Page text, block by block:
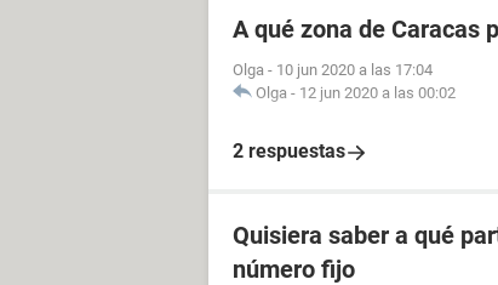
A qué zona de Caracas
Olga - 10 jun 2020 a las 17:04
Olga - 12 jun 2020 a las 00:02
2 respuestas
Quisiera saber a qué
número fijo